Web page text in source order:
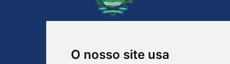
O nosso site usa